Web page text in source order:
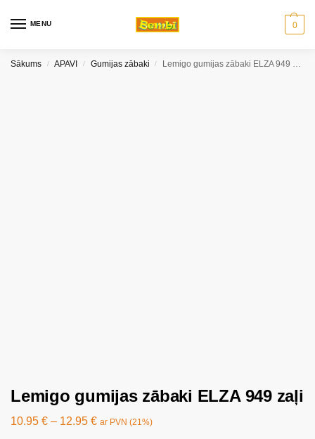
MENU 0
Sākums / APAVI / Gumijas zābaki / Lemigo gumijas zābaki ELZA 949 zaļi
Lemigo gumijas zābaki ELZA 949 zaļi
10.95 € – 12.95 € ar PVN (21%)